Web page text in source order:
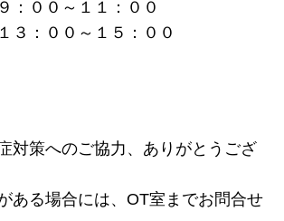
０～１１：００
００～１５：００
対策へのご協力、ありがとうござ
ある場合には、OT室までお問合せ